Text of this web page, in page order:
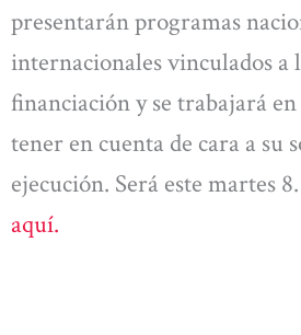
presentarán programas
internacionales vinculados a
financiación y se trabajará en
tener en cuenta de cara a su
ejecución. Será este martes 8.
aquí.